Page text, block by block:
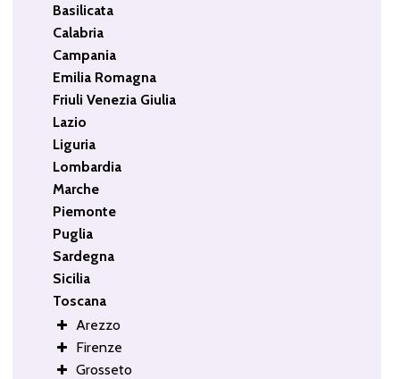
Basilicata
Calabria
Campania
Emilia Romagna
Friuli Venezia Giulia
Lazio
Liguria
Lombardia
Marche
Piemonte
Puglia
Sardegna
Sicilia
Toscana
Arezzo
Firenze
Grosseto